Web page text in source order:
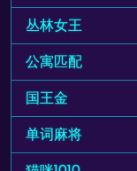
丛林女王
公寓匹配
国王金
单词麻将